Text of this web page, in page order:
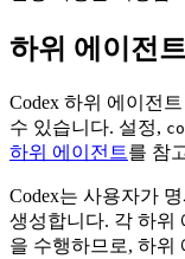
하위 에이전
Codex 하위 에이전
수 있습니다. 설정,
하위 에이전트를 참
Codex는 사용자가
생성합니다. 각 하위
을 수행하므로, 하위